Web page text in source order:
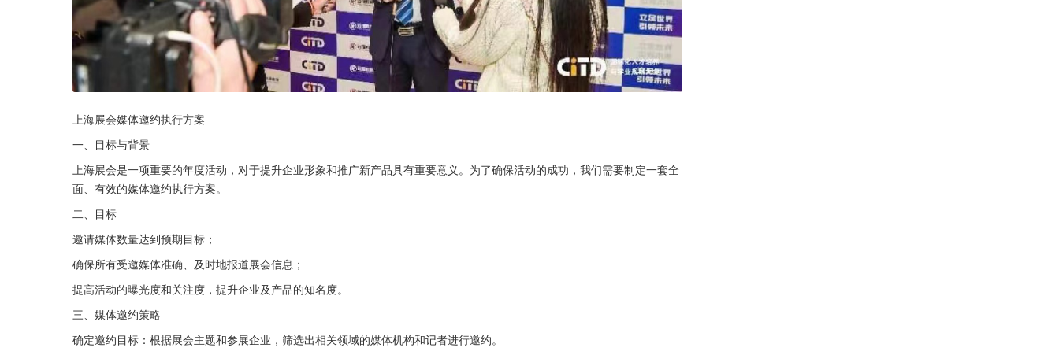
上海展会媒体邀约执行方案
一、目标与背景
上海展会是一项重要的年度活动，对于提升企业形象和推广新产品具有重要意义。为了确保活动的成功，我们需要制定一套全
面、有效的媒体邀约执行方案。
二、目标
邀请媒体数量达到预期目标；
确保所有受邀媒体准确、及时地报道展会信息；
提高活动的曝光度和关注度，提升企业及产品的知名度。
三、媒体邀约策略
确定邀约目标：根据展会主题和参展企业，筛选出相关领域的媒体机构和记者进行邀约。